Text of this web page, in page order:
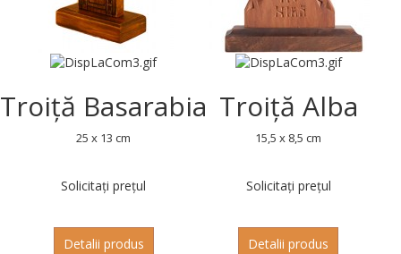
Troiță Basarabia
25 x 13 cm
Solicitați prețul
Detalii produs
Troiță Alba
15,5 x 8,5 cm
Solicitați prețul
Detalii produs